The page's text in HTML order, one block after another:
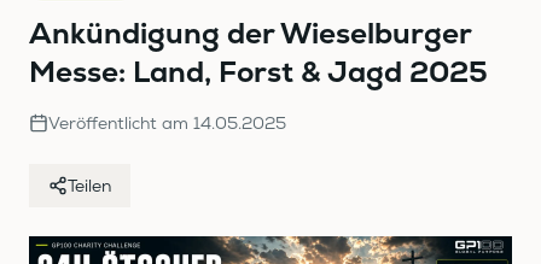
Ankündigung der Wieselburger
Messe: Land, Forst & Jagd 2025
Veröffentlicht am 14.05.2025
Teilen